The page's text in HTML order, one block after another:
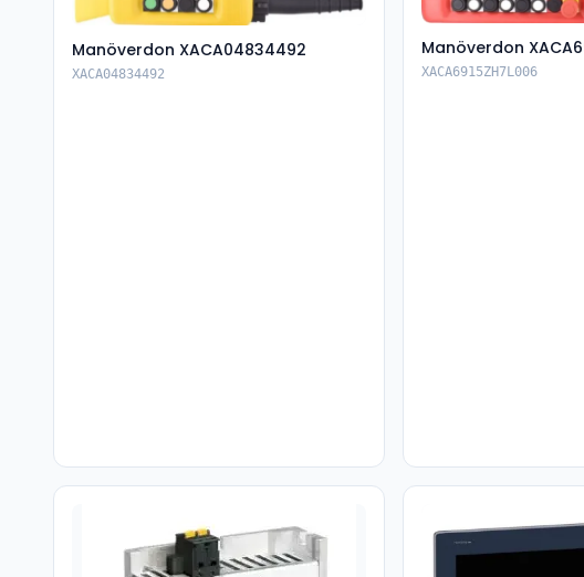
Manöverdon XACA04834492
XACA04834492
Manöverdon
XACA6915ZH7L006